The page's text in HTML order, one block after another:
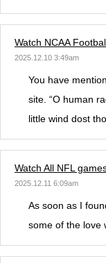
Watch NCAA
2025.12.10 3:49am
You have
site. “O human
little wind dost
Watch All NFL
2025.12.11 6:09am
As soon as I
some of the love